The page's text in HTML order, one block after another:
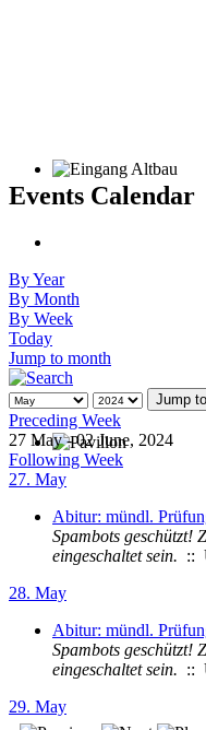
Events Calendar
By Year
By Month
By Week
Today
Jump to month
Jump
Preceding Week
27 May - 02 June, 2024
Following Week
27. May
Abitur: mündl.
Spambots geschützt!
eingeschaltet sein. ::
28. May
Abitur: mündl.
Spambots geschützt!
eingeschaltet sein. ::
29. May